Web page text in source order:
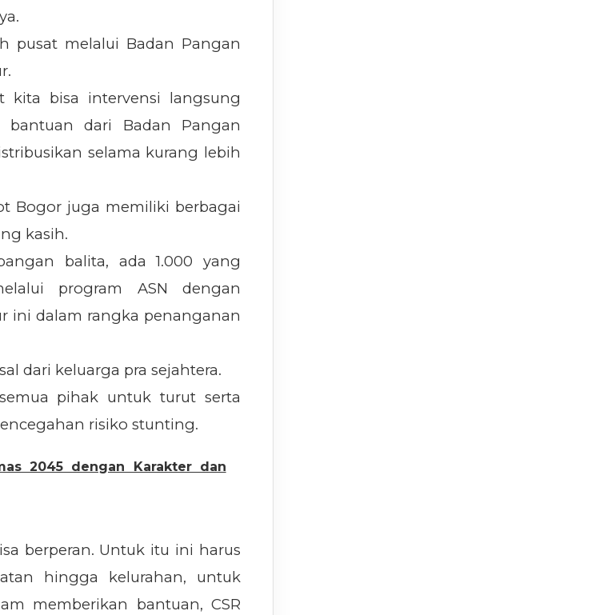
pusat melalui Badan Pangan
kita bisa intervensi langsung
dari Badan Pangan
selama kurang lebih
Bogor juga memiliki berbagai
kasih.
balita, ada 1.000 yang
program ASN dengan
ini dalam rangka penanganan
dari keluarga pra sejahtera.
pihak untuk turut serta
risiko stunting.
2045 dengan Karakter dan
berperan. Untuk itu ini harus
hingga kelurahan, untuk
memberikan bantuan, CSR